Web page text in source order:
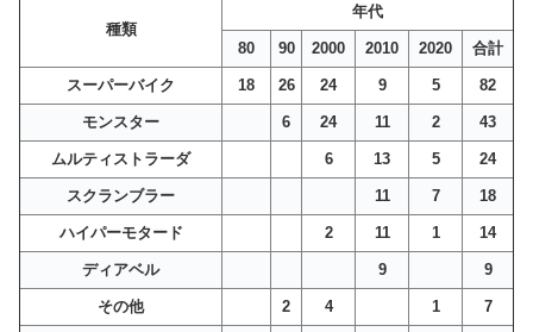
種類
年代
80 90 2000 2010 2020 合計
スーパーバイク 18 26 24 9 5 82
モンスター 6 24 11 2 43
ムルティストラーダ 6 13 5 24
スクランブラー 11 7 18
ハイパーモタード 2 11 1 14
ディアベル 9 9
その他 2 4 1 7